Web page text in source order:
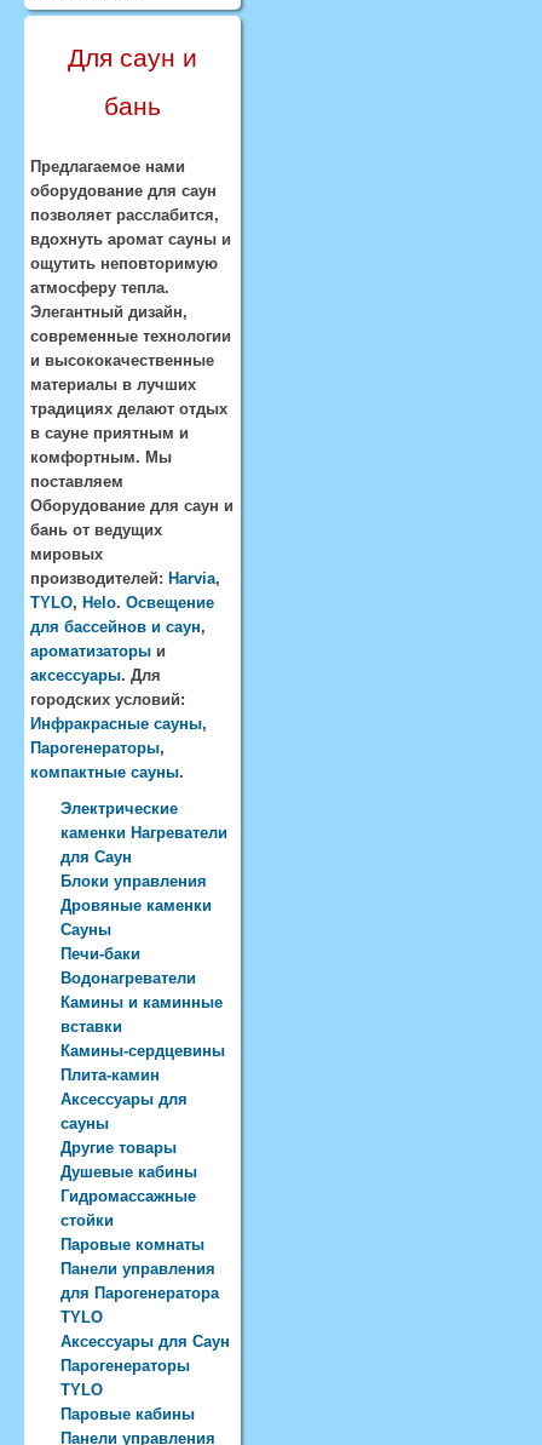
Для саун и
бань
Предлагаемое нами
оборудование для саун
позволяет расслабится,
вдохнуть аромат сауны и
ощутить неповторимую
атмосферу тепла.
Элегантный дизайн,
современные технологии
и высококачественные
материалы в лучших
традициях делают отдых
в сауне приятным и
комфортным. Мы
поставляем
Оборудование для саун и
бань от ведущих
мировых
производителей: Harvia,
TYLO, Helo. Освещение
для бассейнов и саун,
ароматизаторы и
аксессуары. Для
городских условий:
Инфракрасные сауны,
Парогенераторы,
компактные сауны.
Электрические
каменки Нагреватели
для Саун
Блоки управления
Дровяные каменки
Сауны
Печи-баки
Водонагреватели
Камины и каминные
вставки
Камины-сердцевины
Плита-камин
Аксессуары для
сауны
Другие товары
Душевые кабины
Гидромассажные
стойки
Паровые комнаты
Панели управления
для Парогенератора
TYLO
Аксессуары для Саун
Парогенераторы
TYLO
Паровые кабины
Панели управления